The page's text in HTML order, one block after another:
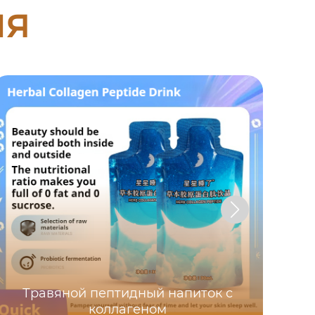
Травяной пептидный напиток с
коллагеном